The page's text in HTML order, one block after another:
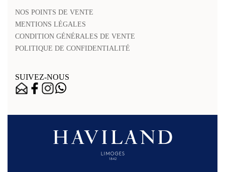
NOS POINTS DE VENTE
MENTIONS LÉGALES
CONDITION GÉNÉRALES DE VENTE
POLITIQUE DE CONFIDENTIALITÉ
SUIVEZ-NOUS